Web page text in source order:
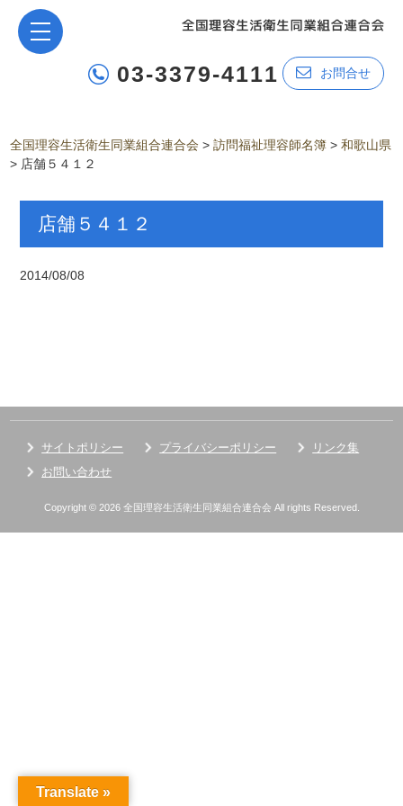
03-3379-4111 お問合せ
全国理容生活衛生同業組合連合会 >訪問福祉理容師名簿 >和歌山県
> 店舗５４１２
店舗５４１２
2014/08/08
サイトポリシー プライバシーポリシー
リンク集
お問い合わせ
Copyright © 2026 全国理容生活衛生同業組合連合会 All rights Reserved.
Translate »